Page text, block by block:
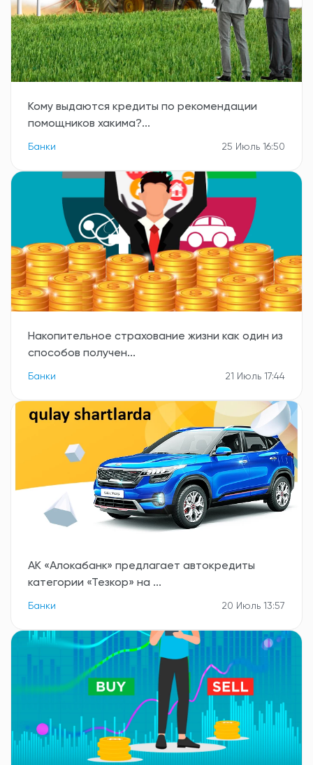
Кому выдаются кредиты по рекомендации
помощников хакима?...
Банки 25 Июль 16:50
Накопительное страхование жизни как один из
способов получен...
Банки 21 Июль 17:44
АК «Алокабанк» предлагает автокредиты
категории «Тезкор» на ...
Банки 20 Июль 13:57